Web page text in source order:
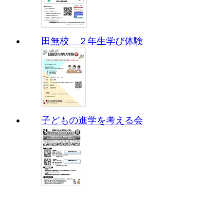
田無校 ２年生学び体験
子どもの進学を考える会